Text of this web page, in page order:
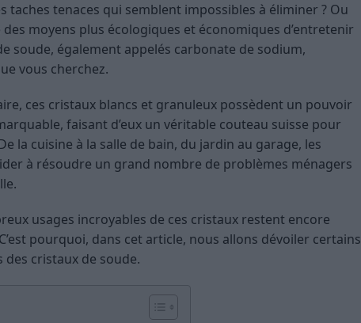
taches tenaces qui semblent impossibles à éliminer ? Ou
moyens plus écologiques et économiques d’entretenir
soude, également appelés carbonate de sodium,
vous cherchez.
ces cristaux blancs et granuleux possèdent un pouvoir
faisant d’eux un véritable couteau suisse pour
la cuisine à la salle de bain, du jardin au garage, les
à résoudre un grand nombre de problèmes ménagers
usages incroyables de ces cristaux restent encore
pourquoi, dans cet article, nous allons dévoiler certains
des cristaux de soude.